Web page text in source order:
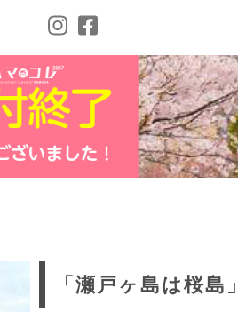
「瀬戸ヶ島は桜島」